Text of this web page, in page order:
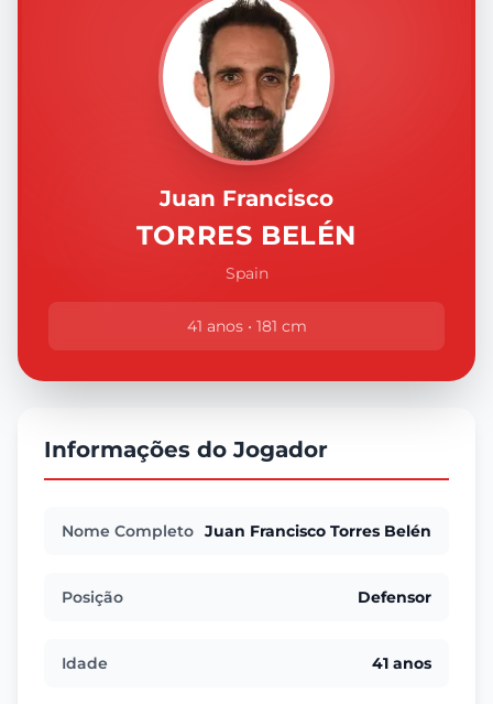
Juan Francisco
TORRES BELÉN
Spain
41 anos • 181 cm
Informações do Jogador
Nome Completo Juan Francisco Torres Belén
Posição Defensor
Idade 41 anos